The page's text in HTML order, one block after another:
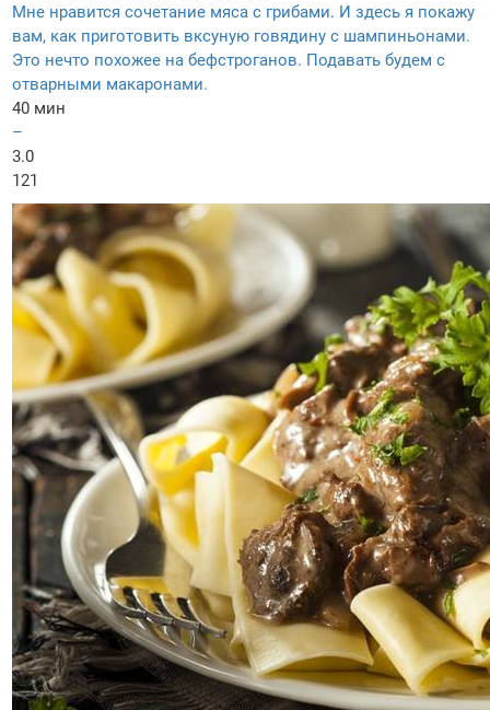
Мне нравится сочетание мяса с грибами. И здесь я покажу
вам, как приготовить вксуную говядину с шампиньонами.
Это нечто похожее на бефстроганов. Подавать будем с
отварными макаронами.
40 мин
–
3.0
121